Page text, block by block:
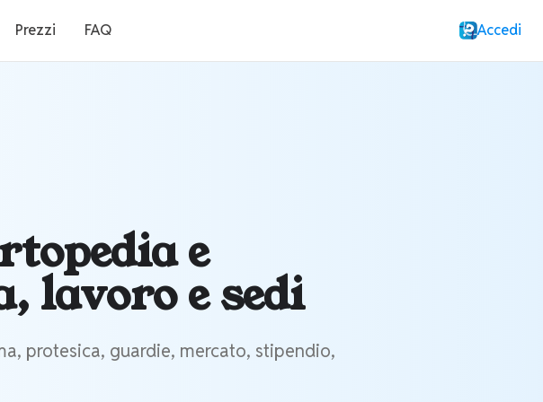
Prezzi FAQ Accedi
e
lavoro e sedi
protesica, guardie, mercato, stipendio,